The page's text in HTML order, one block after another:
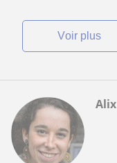
voir plus
Alix